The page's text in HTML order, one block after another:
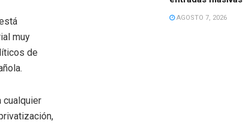
muy
de
cualquier
AGOSTO 7, 2026